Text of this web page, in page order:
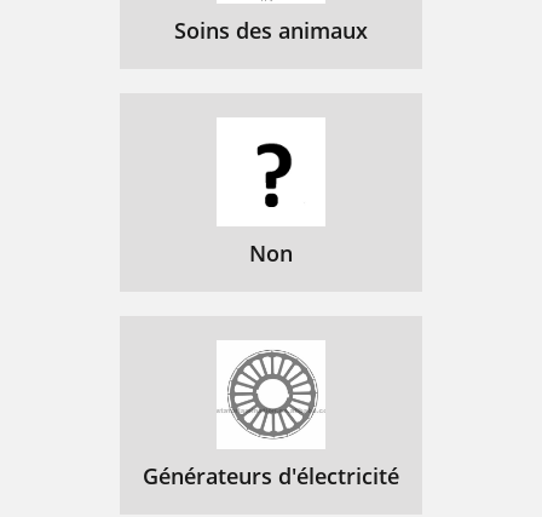
Soins des animaux
Non
Générateurs d'électricité